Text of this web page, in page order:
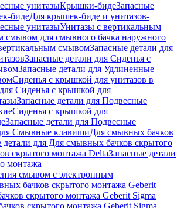
унитазыКрышки-бидеЗапасные
бидеДля крышек-биде и унитазов-
унитазыУнитазы с вертикальным
смывом для смывного бачка наружного
смывомЗапасные детали для
Запасные детали для Сиденья с
Запасные детали для Удлиненные
Сиденья с крышкой для унитазов в
Сиденья с крышкой для
Запасные детали для Подвесные
Сиденья с крышкой для
Запасные детали для Подвесные
Смывные клавишиДля смывных бачков
детали для Для смывных бачков скрытого
скрытого монтажа DeltaЗапасные детали
монтажа
смывом с электронным
бачков скрытого монтажа Geberit
скрытого монтажа Geberit Sigma
скрытого монтажа Geberit Sigma